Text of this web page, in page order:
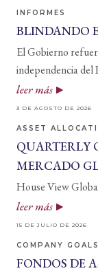
INFORMES
BLINDANDO
El Gobierno
independencia del
leer más
3 DE AGOSTO DE 2026
ASSET
QUARTERLY
MERCADO
House View
leer más
15 DE JULIO DE 2026
COMPANY GOALS
FONDOS DE